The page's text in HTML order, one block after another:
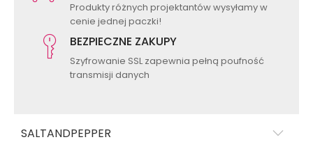
Produkty różnych projektantów wysyłamy w
cenie jednej paczki!
BEZPIECZNE ZAKUPY
Szyfrowanie SSL zapewnia pełną poufność
transmisji danych
SALTANDPEPPER